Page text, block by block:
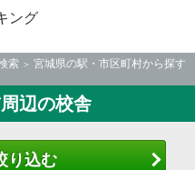
ング
索
宮城県の駅・市区町村から探す
辺の校舎
り込む